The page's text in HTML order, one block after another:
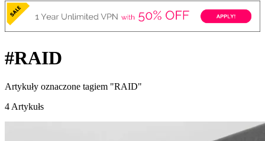
#RAID
Artykuły oznaczone tagiem "RAID"
4 Artykułs